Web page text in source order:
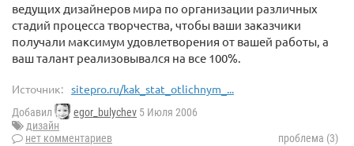
ведущих дизайнеров мира по организации различных
стадий процесса творчества, чтобы ваши заказчики
получали максимум удовлетворения от вашей работы, а
ваш талант реализовывался на все 100%.
Источник: sitepro.ru/kak_stat_otlichnym_...
Добавил egor_bulychev 5 Июля 2006
дизайн
нет комментариев
проблема (3)